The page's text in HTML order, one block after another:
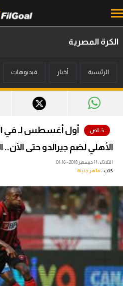
أخبار
ميركاتو
فانتازي في الجول
فيديوهات
عدسات
آراء حرة
الكرة المصرية
الرئيسية أخبار فيديوهات
أول أغسطس لـ في
الأهلي لضم جيرالدو حتى الآن..
الثلاثاء، 11 ديسمبر 2018 - 01:16
كتب :ماهر جنينة